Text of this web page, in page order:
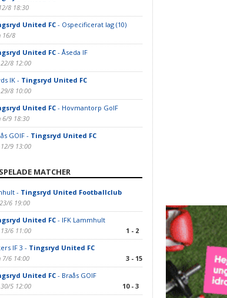
8 18:30
United FC- Ospecificerat lag (10)
16/8
United FC- Åseda IF
8 12:00
IK - Tingsryd United FC
8 10:00
United FC- Hovmantorp GoIF
6/9 18:30
GOIF - Tingsryd United FC
9 13:00
SPELADE MATCHER
- Tingsryd United Footballclub
6 19:00
United FC- IFK Lammhult
6 11:00
1 - 2
IF 3 - Tingsryd United FC
7/6 14:00
3 - 15
United FC- Braås GOIF
5 12:00
10 - 3